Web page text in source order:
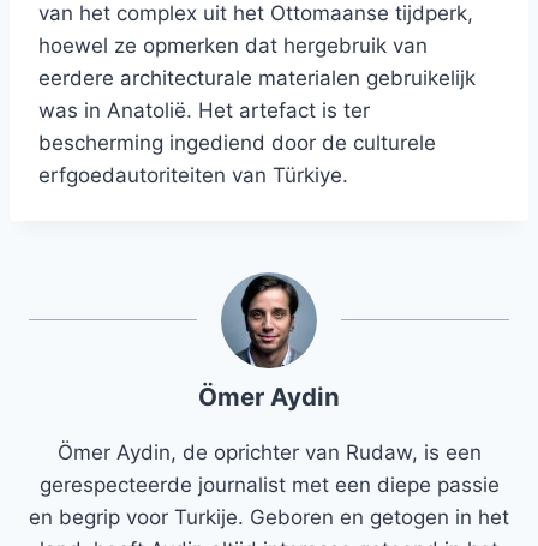
van het complex uit het Ottomaanse tijdperk,
hoewel ze opmerken dat hergebruik van
eerdere architecturale materialen gebruikelijk
was in Anatolië. Het artefact is ter
bescherming ingediend door de culturele
erfgoedautoriteiten van Türkiye.
Ömer Aydin
Ömer Aydin, de oprichter van Rudaw, is een
gerespecteerde journalist met een diepe passie
en begrip voor Turkije. Geboren en getogen in het